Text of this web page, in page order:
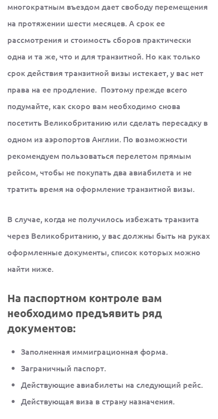
многократным въездом дает свободу перемещения
на протяжении шести месяцев. А срок ее
рассмотрения и стоимость сборов практически
одна и та же, что и для транзитной. Но как только
срок действия транзитной визы истекает, у вас нет
права на ее продление. Поэтому прежде всего
подумайте, как скоро вам необходимо снова
посетить Великобританию или сделать пересадку в
одном из аэропортов Англии. По возможности
рекомендуем пользоваться перелетом прямым
рейсом, чтобы не покупать два авиабилета и не
тратить время на оформление транзитной визы.
В случае, когда не получилось избежать транзита
через Великобританию, у вас должны быть на руках
оформленные документы, список которых можно
найти ниже.
На паспортном контроле вам
необходимо предъявить ряд
документов:
Заполненная иммиграционная форма.
Заграничный паспорт.
Действующие авиабилеты на следующий рейс.
Действующая виза в страну назначения.